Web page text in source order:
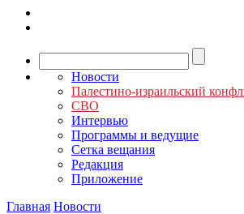
Новости
Палестино-израильский
СВО
Интервью
Программы и ведущие
Сетка вещания
Редакция
Приложение
Главная Новости